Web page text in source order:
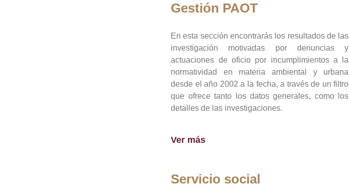
Gestión PAOT
En esta sección encontrarás los resultados de las
investigación motivadas por denuncias y
actuaciones de oficio por incumplimientos a la
normatividad en materia ambiental y urbana
desde el año 2002 a la fecha, a través de un filtro
que ofrece tanto los datos generales, como los
detalles de las investigaciones.
Ver más
Servicio social